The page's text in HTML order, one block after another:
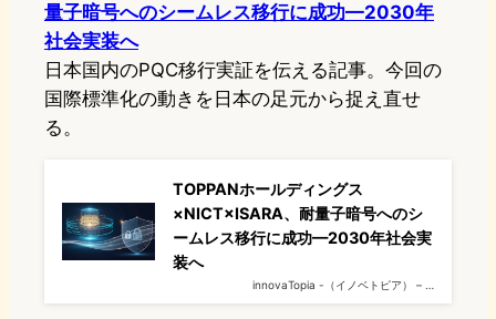
量子暗号へのシームレス移行に成功—2030年
社会実装へ
日本国内のPQC移行実証を伝える記事。今回の
国際標準化の動きを日本の足元から捉え直せ
る。
TOPPANホールディングス
×NICT×ISARA、耐量子暗号へのシ
ームレス移行に成功—2030年社会実
装へ
innovaTopia -（イノベトピア） – …